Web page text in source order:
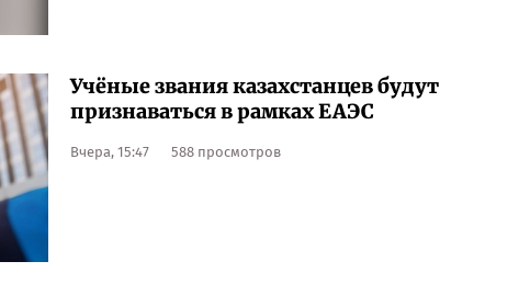
Учёные звания казахстанцев будут
признаваться в рамках ЕАЭС
Вчера, 15:47 588 просмотров